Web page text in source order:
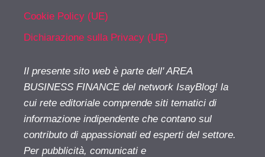
Cookie Policy (UE)
Dichiarazione sulla Privacy (UE)
Il presente sito web è parte dell' AREA
BUSINESS FINANCE del network IsayBlog! la
cui rete editoriale comprende siti tematici di
informazione indipendente che contano sul
contributo di appassionati ed esperti del settore.
Per pubblicità, comunicati e